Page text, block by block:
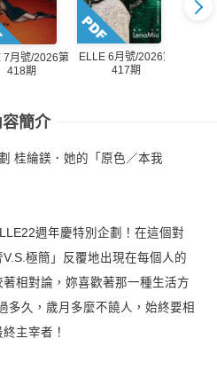
7月號/2026第
418期
ELLE 6月號/2026第
417期
容簡介
桂綸鎂．她的「原色／本我
週年慶特別企劃！在這個對
極簡」反覆地出現在每個人的
相對論，妳喜歡著那一種生活方
多久，歲月多麼不饒人，始終要相
主宰者！